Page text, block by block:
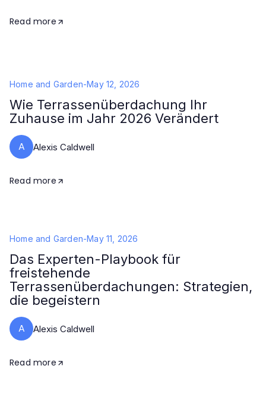
Read more
Home and Garden-May 12, 2026
Wie Terrassenüberdachung Ihr
Zuhause im Jahr 2026 Verändert
A Alexis Caldwell
Read more
Home and Garden-May 11, 2026
Das Experten-Playbook für
freistehende
Terrassenüberdachungen: Strategien,
die begeistern
A Alexis Caldwell
Read more